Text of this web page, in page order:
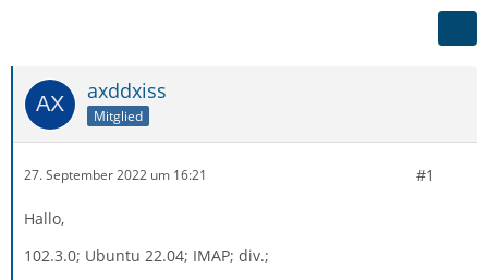
axddxiss
Mitglied
27. September 2022 um 16:21 #1
Hallo,
102.3.0; Ubuntu 22.04; IMAP; div.;